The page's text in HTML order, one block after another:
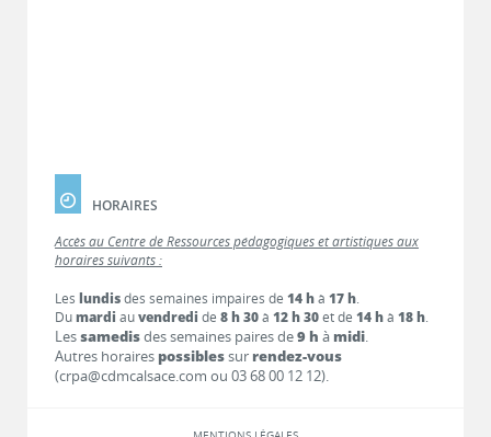
HORAIRES
Accès au Centre de Ressources pédagogiques et artistiques aux
horaires suivants :
Les lundisdes semaines impaires de 14 hà 17 h.
Dumardi auvendredi de 8 h 30à 12 h 30et de 14 hà 18 h.
Lessamedisdes semaines paires de9 h à midi.
Autres horaires possiblessur rendez-vous
(crpa@cdmcalsace.com ou 03 68 00 12 12).